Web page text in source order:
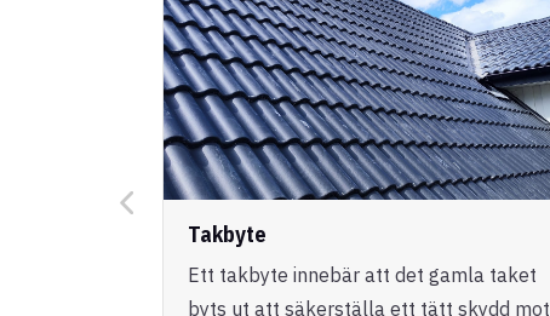
Takbyte
Ett takbyte innebär att det gamla taket
byts ut att säkerställa ett tätt skydd mot